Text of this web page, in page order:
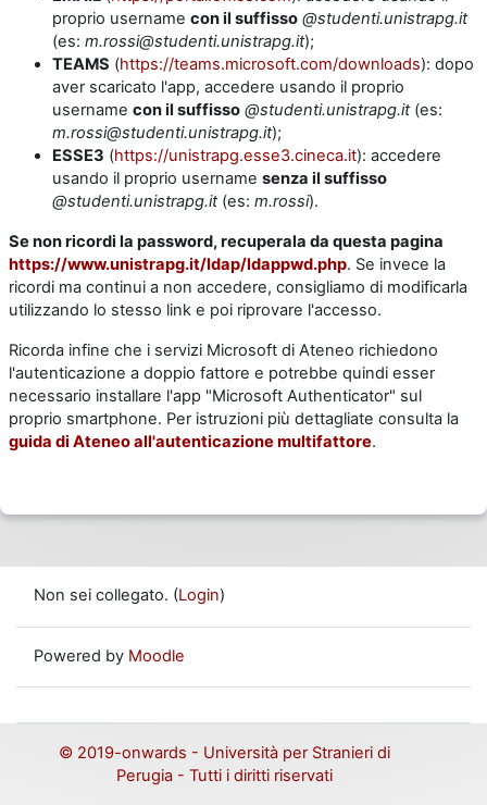
proprio username con il suffisso @studenti.unistrapg.it
(es: m.rossi@studenti.unistrapg.it);
TEAMS (https://teams.microsoft.com/downloads): dopo
aver scaricato l'app, accedere usando il proprio
username con il suffisso @studenti.unistrapg.it(es:
m.rossi@studenti.unistrapg.it);
ESSE3 (https://unistrapg.esse3.cineca.it): accedere
usando il proprio username senza il suffisso
@studenti.unistrapg.it(es: m.rossi).
Se non ricordi la password, recuperala da questa pagina
https://www.unistrapg.it/ldap/ldappwd.php. Se invece la
ricordi ma continui a non accedere, consigliamo di modificarla
utilizzando lo stesso link e poi riprovare l'accesso.
Ricorda infine che i servizi Microsoft di Ateneo richiedono
l'autenticazione a doppio fattore e potrebbe quindi esser
necessario installare l'app "Microsoft Authenticator" sul
proprio smartphone. Per istruzioni più dettagliate consulta la
guida di Ateneo all'autenticazione multifattore.
Non sei collegato. (Login)
Powered by Moodle
© 2019-onwards - Università per Stranieri di
Perugia - Tutti i diritti riservati